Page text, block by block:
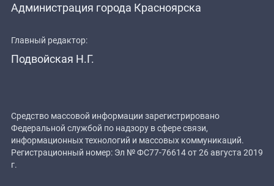
Администрация города Красноярска
Главный редактор:
Подвойская Н.Г.
Средство массовой информации зарегистрировано
Федеральной службой по надзору в сфере связи,
информационных технологий и массовых коммуникаций.
Регистрационный номер: Эл № ФС77-76614 от 26 августа 2019
г.